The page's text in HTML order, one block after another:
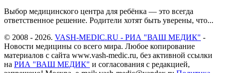
Выбор медицинского центра для ребёнка — это всегда
ответственное решение. Родители хотят быть уверены, что...
© 2008 - 2026. VASH-MEDIC.RU - РИА "ВАШ МЕДИК" -
Новости медицины со всего мира. Любое копирование
материалов с сайта www.vash-medic.ru, без активной ссылки
на РИА "ВАШ МЕДИК" и согласования с редакцией,